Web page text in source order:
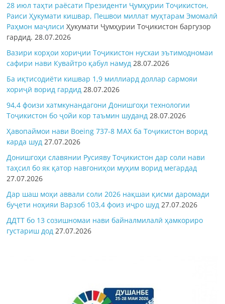
28 июл таҳти раёсати Президенти Ҷумҳурии Тоҷикистон,
Раиси Ҳукумати кишвар, Пешвои миллат муҳтарам Эмомалӣ
Раҳмон маҷлисиҲукумати Ҷумҳурии Тоҷикистон баргузор
гардид.28.07.2026
Вазири корҳои хориҷии Тоҷикистон нусхаи эътимодномаи
сафири нави Кувайтро қабул намуд 28.07.2026
Ба иқтисодиёти кишвар 1,9 миллиард доллар сармояи
хориҷӣ ворид гардид 28.07.2026
94,4 фоизи хатмкунандагони Донишгоҳи технологии
Тоҷикистон бо ҷойи кор таъмин шуданд 28.07.2026
Ҳавопаймои нави Boeing 737-8 MAX ба Тоҷикистон ворид
карда шуд 27.07.2026
Донишгоҳи славянии Русияву Тоҷикистон дар соли нави
таҳсил бо як қатор навгониҳои муҳим ворид мегардад
27.07.2026
Дар шаш моҳи аввали соли 2026 нақшаи қисми даромади
буҷети ноҳияи Варзоб 103,4 фоиз иҷро шуд 27.07.2026
ДДТТ бо 13 созишномаи нави байналмилалӣ ҳамкориро
густариш дод 27.07.2026